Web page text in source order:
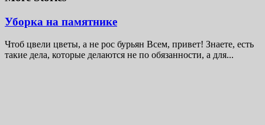
Уборка на памятнике
Чтоб цвели цветы, а не рос бурьян Всем, привет! Знаете, есть
такие дела, которые делаются не по обязанности, а для...